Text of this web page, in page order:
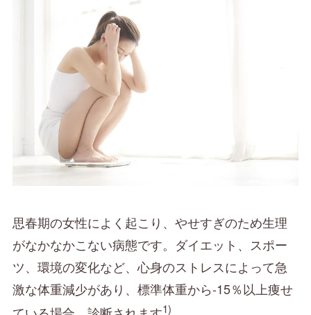
思春期の女性によく起こり、やせすぎのため生理
がなかなかこない病態です。ダイエット、スポー
ツ、環境の変化など、心身のストレスによって急
激な体重減少があり、標準体重から-15％以上痩せ
1)